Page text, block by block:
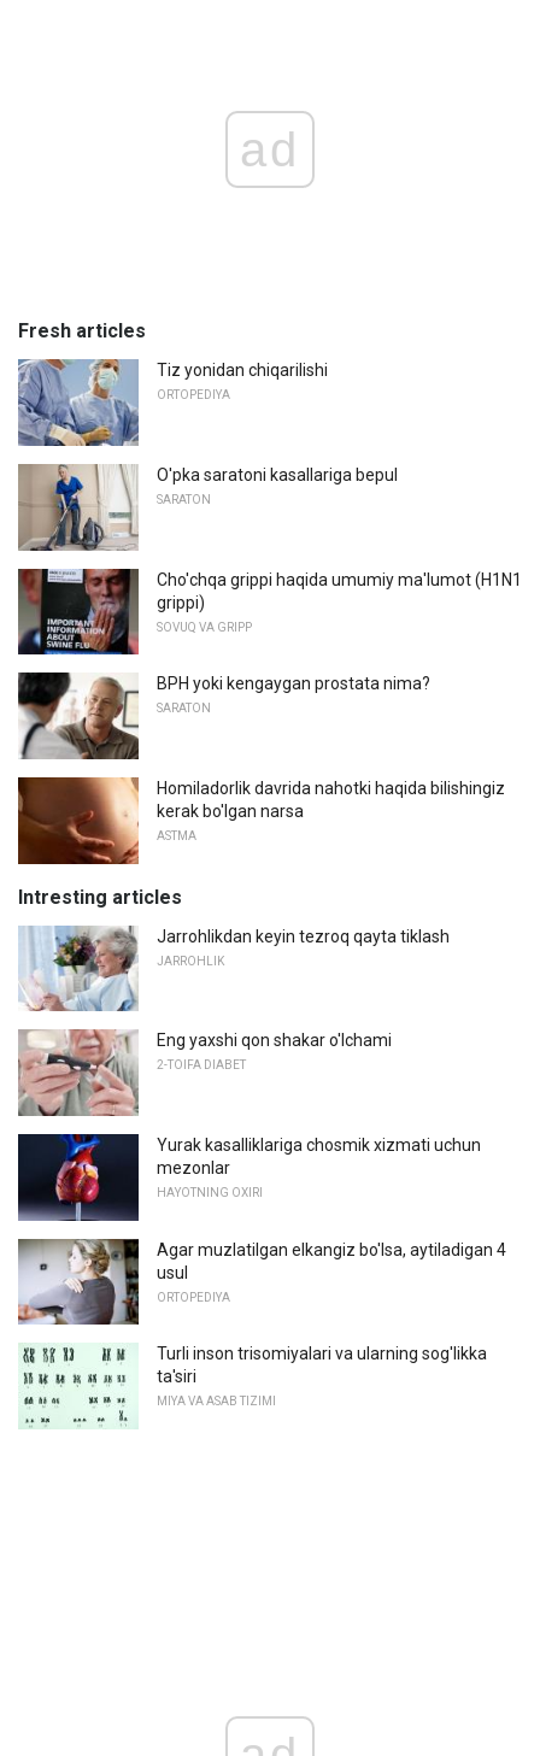
ad
Fresh articles
Tiz yonidan chiqarilishi
ORTOPEDIYA
O'pka saratoni kasallariga bepul
SARATON
Cho'chqa grippi haqida umumiy ma'lumot (H1N1
grippi)
SOVUQ VA GRIPP
BPH yoki kengaygan prostata nima?
SARATON
Homiladorlik davrida nahotki haqida bilishingiz
kerak bo'lgan narsa
ASTMA
Intresting articles
Jarrohlikdan keyin tezroq qayta tiklash
JARROHLIK
Eng yaxshi qon shakar o'lchami
2-TOIFA DIABET
Yurak kasalliklariga chosmik xizmati uchun
mezonlar
HAYOTNING OXIRI
Agar muzlatilgan elkangiz bo'lsa, aytiladigan 4
usul
ORTOPEDIYA
Turli inson trisomiyalari va ularning sog'likka
ta'siri
MIYA VA ASAB TIZIMI